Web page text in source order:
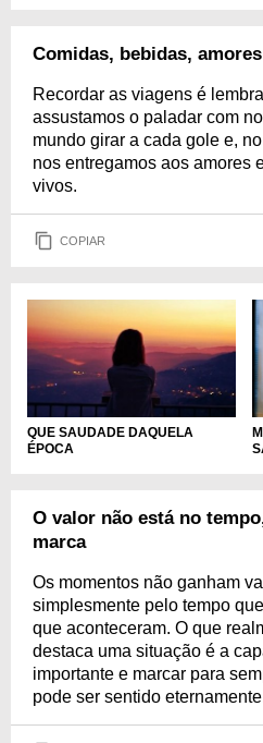
Comidas, bebidas,
Recordar as viagens é
assustamos o paladar com
mundo girar a cada gole e,
nos entregamos aos amores
vivos.
COPIAR
QUE SAUDADE DAQUELA
ÉPOCA
O valor não está no
marca
Os momentos não ganham
simplesmente pelo tempo
que aconteceram. O que
destaca uma situação é a
importante e marcar para
pode ser sentido